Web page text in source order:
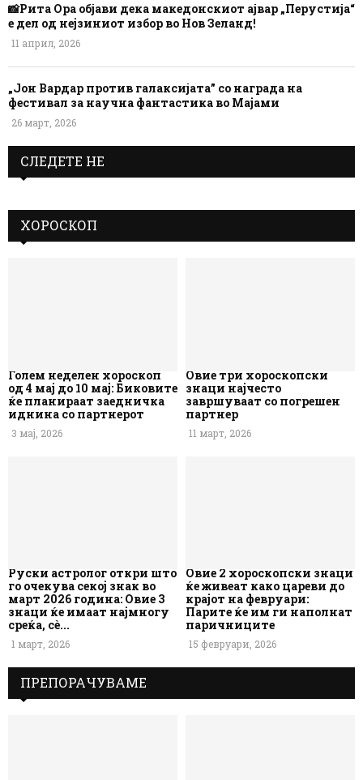
📸Рита Ора објави дека македонскиот ајвар „Перустија“
е дел од нејзиниот избор во Нов Зеланд!
11 април, 2026
„Јон Вардар против галаксијата” со награда на
фестивал за научна фантастика во Мајами
26 март, 2026
СЛЕДЕТЕ НЕ
ХОРОСКОП
Голем неделен хороскоп
од 4 мај до 10 мај: Биковите
ќе планираат заедничка
иднина со партнерот
3 мај, 2026
Овие три хороскопски
знаци најчесто
завршуваат со погрешен
партнер
11 март, 2026
Руски астролог откри што
го очекува секој знак во
март 2026 година: Овие 3
знаци ќе имаат најмногу
среќа, сè...
1 март, 2026
Овие 2 хороскопски знаци
ќе живеат како цареви до
крајот на февруари:
Парите ќе им ги наполнат
паричниците
15 февруари, 2026
ПРЕПОРАЧУВАМЕ